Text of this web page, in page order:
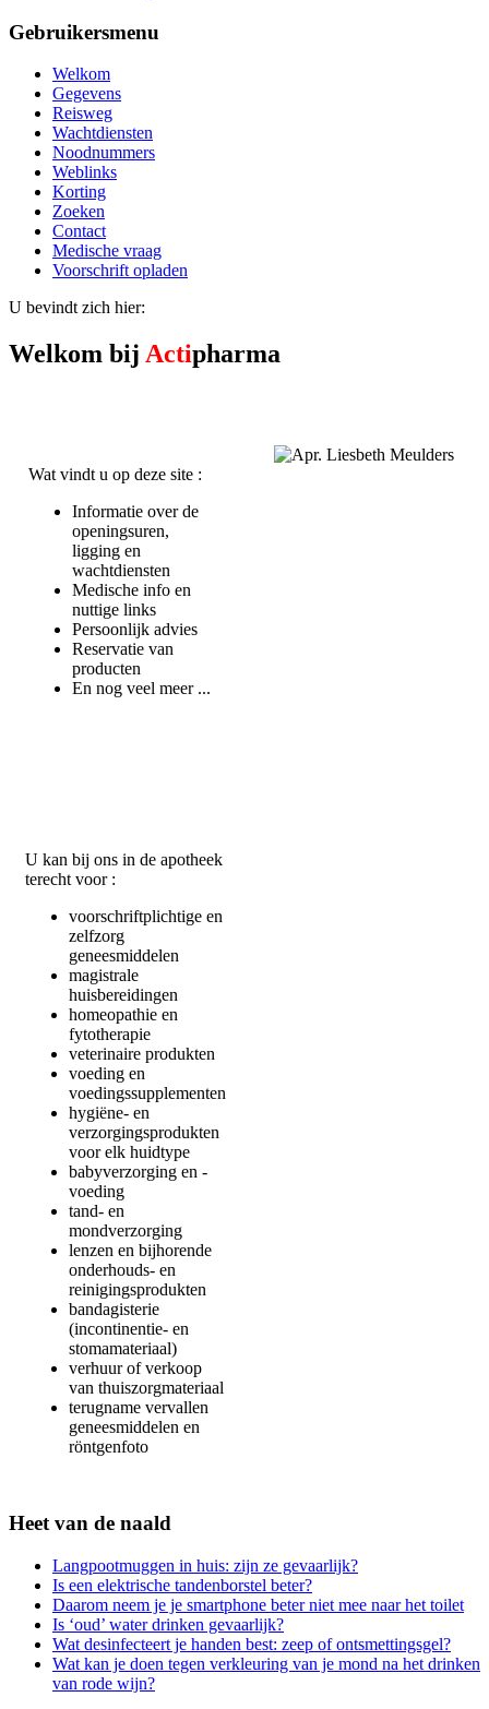
Gebruikersmenu
Welkom
Gegevens
Reisweg
Wachtdiensten
Noodnummers
Weblinks
Korting
Zoeken
Contact
Medische vraag
Voorschrift opladen
U bevindt zich hier:
Welkom bij Actipharma
Wat vindt u op deze site :
Informatie over de
openingsuren,
ligging en
wachtdiensten
Medische info en
nuttige links
Persoonlijk advies
Reservatie van
producten
En nog veel meer ...
U kan bij ons in de apotheek
terecht voor :
voorschriftplichtige en
zelfzorg
geneesmiddelen
magistrale
huisbereidingen
homeopathie en
fytotherapie
veterinaire produkten
voeding en
voedingssupplementen
hygiëne- en
verzorgingsprodukten
voor elk huidtype
babyverzorging en -
voeding
tand- en
mondverzorging
lenzen en bijhorende
onderhouds- en
reinigingsprodukten
bandagisterie
(incontinentie- en
stomamateriaal)
verhuur of verkoop
van thuiszorgmateriaal
terugname vervallen
geneesmiddelen en
röntgenfoto
Heet van de naald
Langpootmuggen in huis: zijn ze gevaarlijk?
Is een elektrische tandenborstel beter?
Daarom neem je je smartphone beter niet mee naar het toilet
Is ‘oud’ water drinken gevaarlijk?
Wat desinfecteert je handen best: zeep of ontsmettingsgel?
Wat kan je doen tegen verkleuring van je mond na het drinken
van rode wijn?